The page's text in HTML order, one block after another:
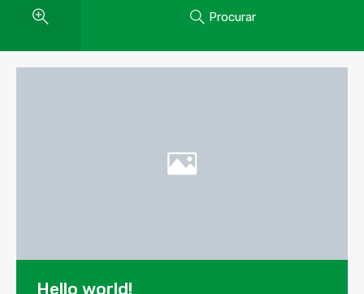
Procurar
Hello world!